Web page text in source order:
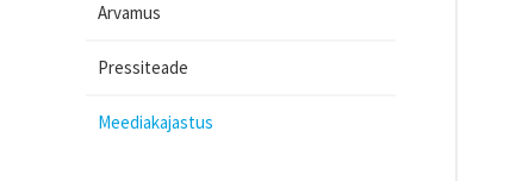
Arvamus
Pressiteade
Meediakajastus